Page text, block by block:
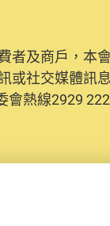
者及商戶，本
或社交媒體訊
會熱線2929